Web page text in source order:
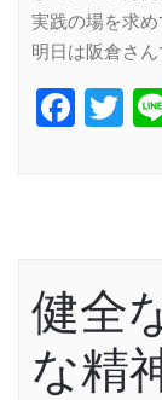
実践の場を求
明日は阪倉さん
健全
な精